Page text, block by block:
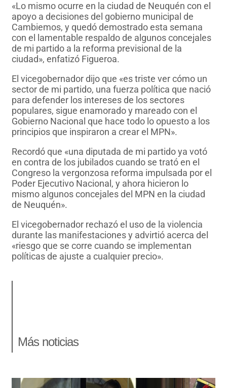
«Lo mismo ocurre en la ciudad de Neuquén con el
apoyo a decisiones del gobierno municipal de
Cambiemos, y quedó demostrado esta semana
con el lamentable respaldo de algunos concejales
de mi partido a la reforma previsional de la
ciudad», enfatizó Figueroa.
El vicegobernador dijo que «es triste ver cómo un
sector de mi partido, una fuerza política que nació
para defender los intereses de los sectores
populares, sigue enamorado y mareado con el
Gobierno Nacional que hace todo lo opuesto a los
principios que inspiraron a crear el MPN».
Recordó que «una diputada de mi partido ya votó
en contra de los jubilados cuando se trató en el
Congreso la vergonzosa reforma impulsada por el
Poder Ejecutivo Nacional, y ahora hicieron lo
mismo algunos concejales del MPN en la ciudad
de Neuquén».
El vicegobernador rechazó el uso de la violencia
durante las manifestaciones y advirtió acerca del
«riesgo que se corre cuando se implementan
políticas de ajuste a cualquier precio».
Más noticias